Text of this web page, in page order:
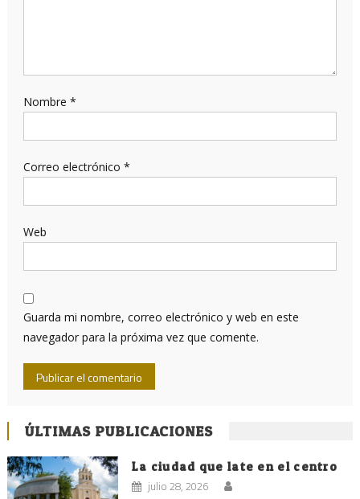
Nombre *
Correo electrónico *
Web
Guarda mi nombre, correo electrónico y web en este
navegador para la próxima vez que comente.
ÚLTIMAS PUBLICACIONES
La ciudad que late en el centro
julio 28, 2026